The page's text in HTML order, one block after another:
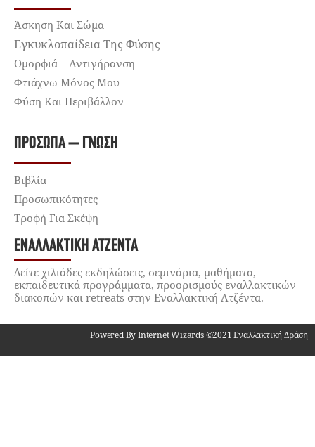
Άσκηση Και Σώμα
Εγκυκλοπαίδεια Της Φύσης
Ομορφιά – Αντιγήρανση
Φτιάχνω Μόνος Μου
Φύση Και Περιβάλλον
ΠΡΌΣΩΠΑ – ΓΝΏΣΗ
Βιβλία
Προσωπικότητες
Τροφή Για Σκέψη
ΕΝΑΛΛΑΚΤΙΚΉ ΑΤΖΈΝΤΑ
Δείτε χιλιάδες εκδηλώσεις, σεμινάρια, μαθήματα,
εκπαιδευτικά προγράμματα, προορισμούς εναλλακτικών
διακοπών και retreats στην Εναλλακτική Ατζέντα.
Powered By Internet Wizards ©2021 Εναλλακτική Δράση